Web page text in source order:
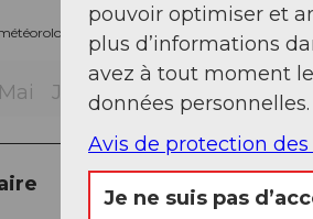
Mai Jui Jui Aoû Oct
pouvoir optimiser et
plus d’informations
avez à tout moment
données personnelles.
Avis de protection
Je ne suis pas